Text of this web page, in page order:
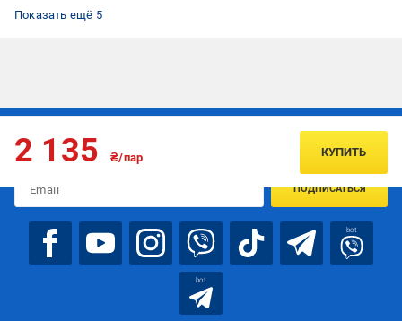
Летние кеды
Летние кеды мужские
Черные кеды мужские
Кеды низкие
Кеды 40 размер
Показать ещё 5
2 135 ₴/пар КУПИТЬ
Подписывайтесь, чтобы узнавать первым об акцияx и
ПОДПИСАТЬСЯ
bot
bot